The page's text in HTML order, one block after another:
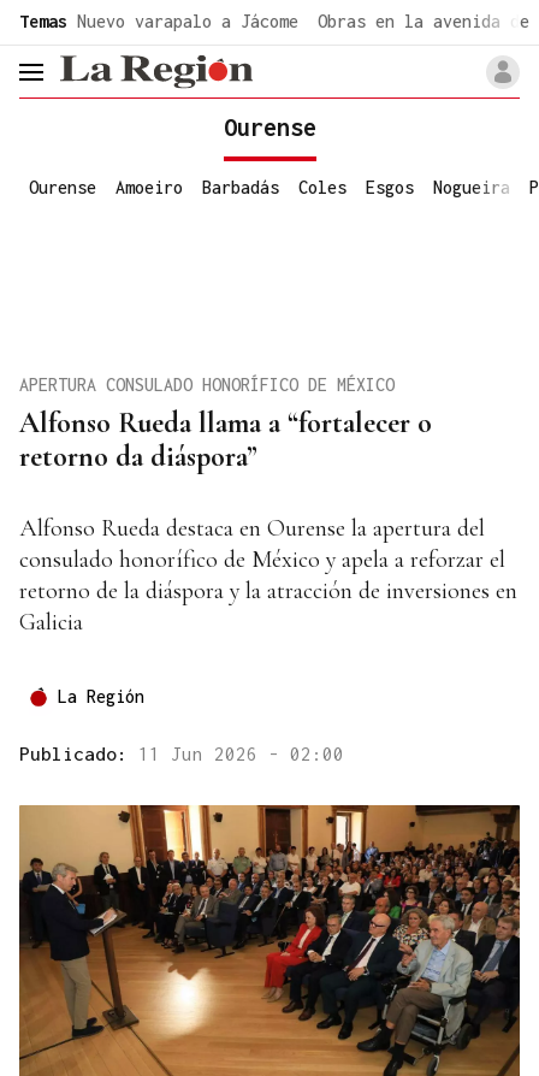
Temas Nuevo varapalo a Jácome Obras en la avenida de
header.menu.open
Ourense
Ourense Amoeiro Barbadás Coles Esgos Nogueira
Alfonso Rueda llama a “fortalecer o
retorno da diáspora”
APERTURA CONSULADO HONORÍFICO DE MÉXICO
Alfonso Rueda destaca en Ourense la apertura del
consulado honorífico de México y apela a reforzar el
retorno de la diáspora y la atracción de inversiones en
Galicia
La Región
Publicado: 11 Jun 2026 - 02:00